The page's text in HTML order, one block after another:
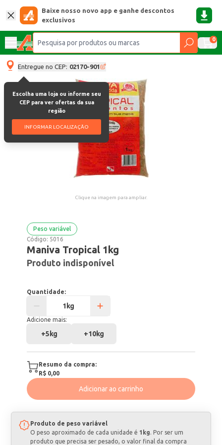
Baixe nosso novo app e ganhe descontos
exclusivos
0
Entregue no CEP: 02170-901
Escolha uma loja ou informe seu
CEP para ver ofertas da sua
região
INFORMAR LOCALIZAÇÃO
Clique na imagem para ampliar.
Peso variável
Código: 5016
Maniva Tropical 1kg
Produto indisponível
Quantidade:
Adicione mais:
+5kg +10kg
Resumo da compra:
R$ 0,00
Adicionar ao carrinho
Produto de peso variável
O peso aproximado de cada unidade é 1kg. Por ser um
produto que precisa ser pesado, o valor final da compra